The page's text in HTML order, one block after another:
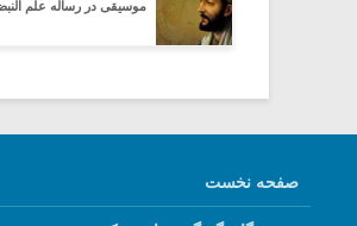
موسیقی در رساله علم
صفحه نخست